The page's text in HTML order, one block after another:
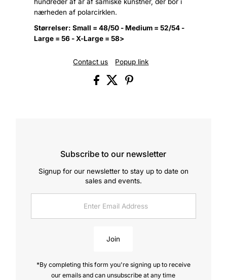
hundreder af år af samiske kunstner, der bor i
nærheden af polarcirklen.
Størrelser: Small = 48/50 - Medium = 52/54 -
Large = 56 - X-Large = 58>
Contact us Popup link
Subscribe to our newsletter
Signup for our newsletter to stay up to date on
sales and events.
Address
Join
*By completing this form you're signing up to receive
our emails and can unsubscribe at any time